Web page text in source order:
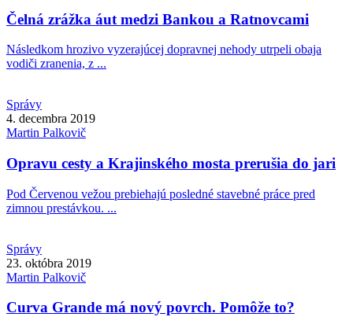
Čelná zrážka áut medzi Bankou a Ratnovcami
Následkom hrozivo vyzerajúcej dopravnej nehody utrpeli obaja
vodiči zranenia, z ...
Správy
4. decembra 2019
Martin Palkovič
Opravu cesty a Krajinského mosta prerušia do jari
Pod Červenou vežou prebiehajú posledné stavebné práce pred
zimnou prestávkou. ...
Správy
23. októbra 2019
Martin Palkovič
Curva Grande má nový povrch. Pomôže to?